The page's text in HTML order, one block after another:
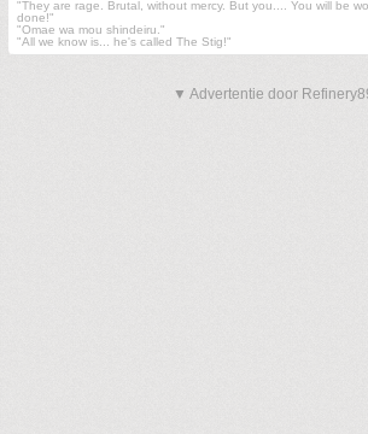
"They are rage. Brutal, without mercy. But you.... You will be
done!"
"Omae wa mou shindeiru."
"All we know is... he's called The Stig!"
▼ Advertentie door